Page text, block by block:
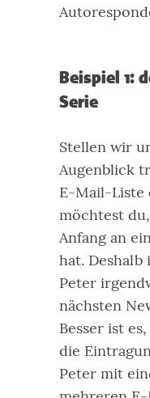
Beispiel 1:
Serie
Stellen wir
Augenblick
E-Mail-Liste
möchtest
Anfang an
hat. Deshalb
Peter
nächsten
Besser ist
die
Peter mit